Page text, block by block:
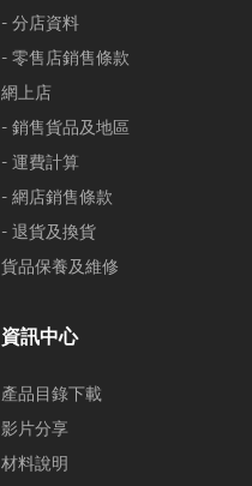
- 分店資料
- 零售店銷售條款
網上店
- 銷售貨品及地區
- 運費計算
- 網店銷售條款
- 退貨及換貨
貨品保養及維修
資訊中心
產品目錄下載
影片分享
材料說明